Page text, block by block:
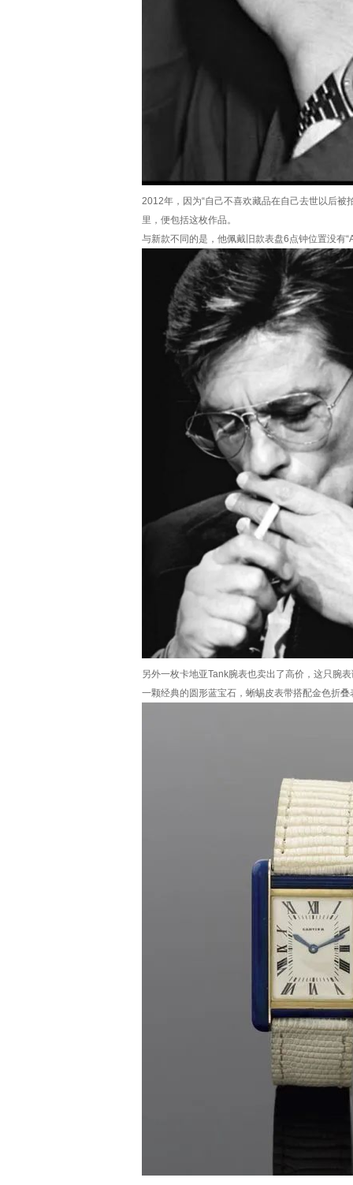
2012年，因为“自己不喜欢藏品在自己去世以后被
里，便包括这枚作品。
与新款不同的是，他佩戴旧款表盘6点钟位置没有
另外一枚卡地亚Tank腕表也卖出了高价，这只腕
一颗经典的圆形蓝宝石，蜥蜴皮表带搭配金色折